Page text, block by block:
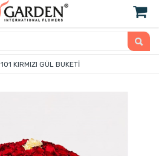
101 KIRMIZI GÜL BUKETİ